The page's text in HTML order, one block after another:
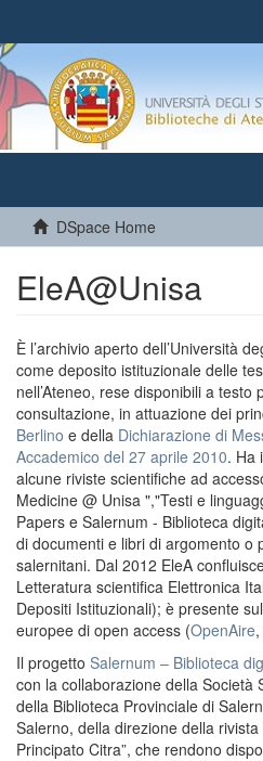
DSpace Home
EleA@Unisa
È l’archivio aperto dell’Università
come deposito istituzionale delle
nell’Ateneo, rese disponibili a
consultazione, in attuazione dei
Berlino e della Dichiarazione di
Accademico del 27 aprile 2010. Ha
alcune riviste scientifiche ad
Medicine @ Unisa ","Testi e
Papers e Salernum - Biblioteca
di documenti e libri di argomento o
salernitani. Dal 2012 EleA
Letteratura scientifica Elettronica
Depositi Istituzionali); è presente
europee di open access (OpenAire,
Il progetto Salernum – Biblioteca
con la collaborazione della Società
della Biblioteca Provinciale di
Salerno, della direzione della
Principato Citra”, che rendono